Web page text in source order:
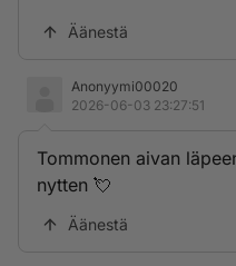
Äänestä
Anonyymi00020
2026-06-03 23:27:51
Tommonen aivan
nytten 💘
Äänestä